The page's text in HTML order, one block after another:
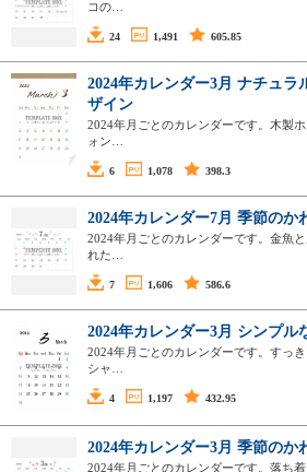
コの…
24 1,491 605.85
2024年カレンダー3月 ナチュラ
ザイン
2024年月ごとのカレンダーです。木製
ォン…
6 1,078 398.3
2024年カレンダー7月 季節のか
2024年月ごとのカレンダーです。金魚
れた…
7 1,606 586.6
2024年カレンダー3月 シンプル
2024年月ごとのカレンダーです。すっ
シャ…
4 1,197 432.95
2024年カレンダー3月 季節のか
2024年月ごとのカレンダーです。落ち